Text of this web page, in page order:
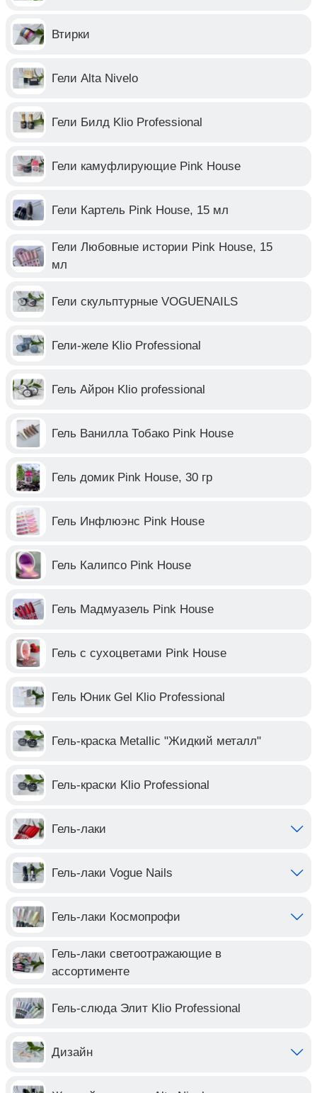
Втирки
Гели Alta Nivelo
Гели Билд Klio Professional
Гели камуфлирующие Pink House
Гели Картель Pink House, 15 мл
Гели Любовные истории Pink House, 15
мл
Гели скульптурные VOGUENAILS
Гели-желе Klio Professional
Гель Айрон Klio professional
Гель Ванилла Тобако Pink House
Гель домик Pink House, 30 гр
Гель Инфлюэнс Pink House
Гель Калипсо Pink House
Гель Мадмуазель Pink House
Гель с сухоцветами Pink House
Гель Юник Gel Klio Professional
Гель-краска Metallic "Жидкий металл"
Гель-краски Klio Professional
Гель-лаки
Гель-лаки Vogue Nails
Гель-лаки Космопрофи
Гель-лаки светоотражающие в
ассортименте
Гель-слюда Элит Klio Professional
Дизайн